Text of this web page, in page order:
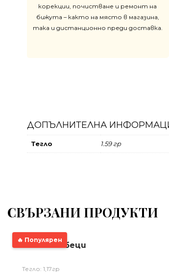
корекции, почистване и ремонт на
бижута – както на място в магазина,
така и дистанционно преди доставка.
ДОПЪЛНИТЕЛНА
Тегло 1.59 гр
СВЪРЗАНИ ПРОДУКТИ
🔥 Популярен
Златни обеци
Тегло: 1,17гр